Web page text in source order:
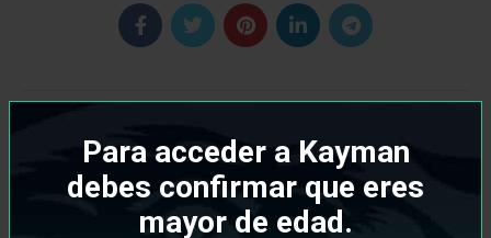
Para acceder a Kayman
debes confirmar que eres
mayor de edad.